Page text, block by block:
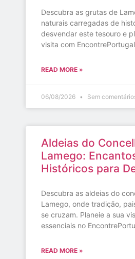
Descubra as grutas de
naturais carregadas de
desvendar este tesouro e
visita com
READ MORE »
06/08/2026 Sem
Aldeias do
Lamego:
Históricos para
Descubra as aldeias do
Lamego, onde tradição,
se cruzam. Planeie a sua
essenciais no
READ MORE »